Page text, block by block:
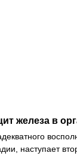
железа в
наступает